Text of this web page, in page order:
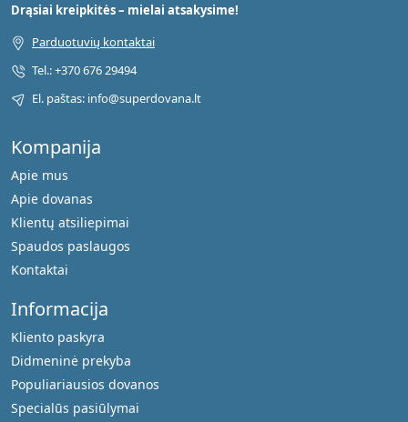
Kompanija
Apie mus
Apie dovanas
Klientų atsiliepimai
Spaudos paslaugos
Kontaktai
Informacija
Kliento paskyra
Didmeninė prekyba
Populiariausios dovanos
Specialūs pasiūlymai
Drąsiai kreipkitės – mielai atsakysime!
Parduotuvių kontaktai
Tel.: +370 676 29494
El. paštas: info@superdovana.lt